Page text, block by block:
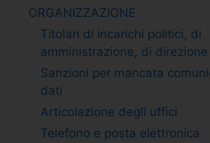
ORGANIZZAZIONE
Titolari di incarichi politici, di
amministrazione, di
Sanzioni per mancata
dati
Articolazione degli uffici
Telefono e posta elettronica